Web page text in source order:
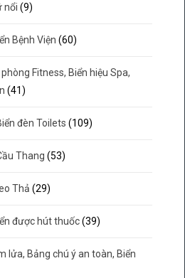
nổi (9)
Bệnh Viện (60)
Fitness, Biển hiệu Spa,
(41)
đèn Toilets (109)
Thang (53)
Thả (29)
được hút thuốc (39)
lửa, Bảng chú ý an toàn, Biển